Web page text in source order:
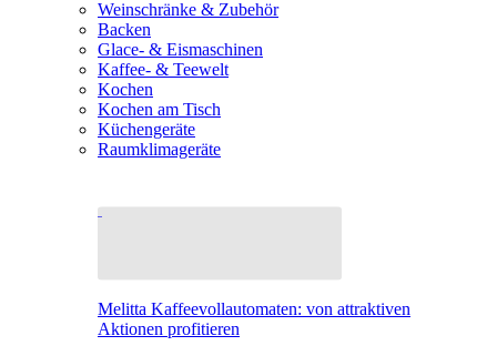
Weinschränke & Zubehör
Backen
Glace- & Eismaschinen
Kaffee- & Teewelt
Kochen
Kochen am Tisch
Küchengeräte
Raumklimageräte
Melitta Kaffeevollautomaten: von attraktiven
Aktionen profitieren